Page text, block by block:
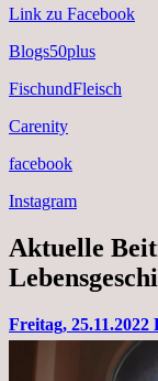
Link zu Facebook
Blogs50plus
FischundFleisch
Carenity
facebook
Instagram
Aktuelle
Freitag,